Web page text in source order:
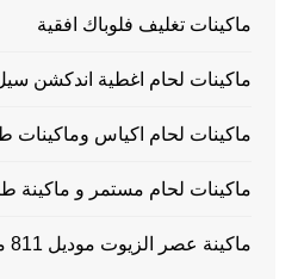
ماكينات تغليف فلوباك افقية
ماكينات لحام اغطية اندكشن
ماكينات لحام اكياس وماكينات
ماكينات لحام مستمر و ماكينة
ماكينة عصر الزيوت موديل 811 ماركة المهندس منسي